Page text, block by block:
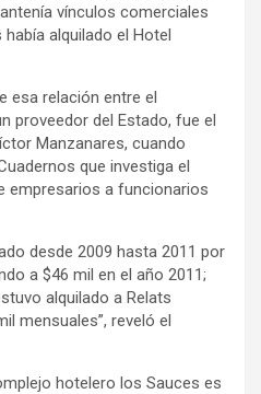
vínculos comerciales
alquilado el Hotel
esa relación entre el
proveedor del Estado, fue el
Manzanares, cuando
que investiga el
empresarios a funcionarios
desde 2009 hasta 2011 por
a $46 mil en el año 2011;
alquilado a Relats
mensuales”, reveló el
hotelero los Sauces es